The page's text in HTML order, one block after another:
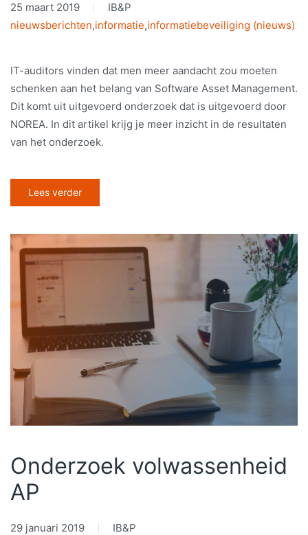
25 maart 2019
IB&P
nieuwsberichten,informatie,informatiebeveiliging (nieuws)
IT-auditors vinden dat men meer aandacht zou moeten
schenken aan het belang van Software Asset Management.
Dit komt uit uitgevoerd onderzoek dat is uitgevoerd door
NOREA. In dit artikel krijg je meer inzicht in de resultaten
van het onderzoek.
Lees verder
Onderzoek volwassenheid
AP
29 januari 2019
IB&P